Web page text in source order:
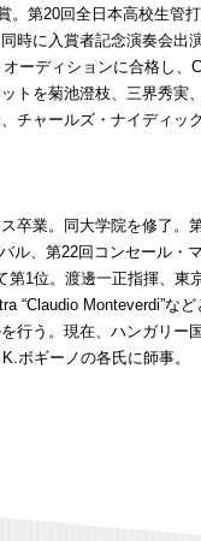
。第20回全日本高校生管
時に入賞者記念演奏会出
ーディションに合格し
トを菊池澄枝、三界秀実
チャールズ・ナイディッ
卒業。同大学院を修了。
ル、第22回コンセール・
1位。渡邊一正指揮、東
“Claudio Monteverdi”な
行う。現在、ハンガリー
ボギーノの各氏に師事。